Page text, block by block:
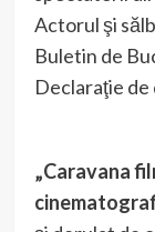
Actorul şi
Buletin de
Declaraţie
„Caravana